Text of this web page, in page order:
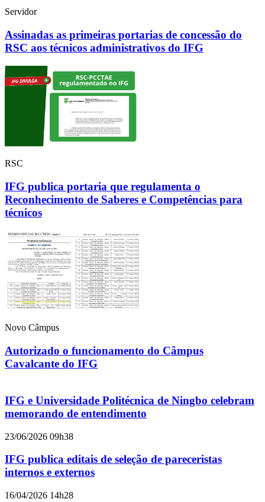
Servidor
Assinadas as primeiras portarias de concessão do
RSC aos técnicos administrativos do IFG
RSC
IFG publica portaria que regulamenta o
Reconhecimento de Saberes e Competências para
técnicos
Novo Câmpus
Autorizado o funcionamento do Câmpus
Cavalcante do IFG
IFG e Universidade Politécnica de Ningbo celebram
memorando de entendimento
23/06/2026 09h38
IFG publica editais de seleção de pareceristas
internos e externos
16/04/2026 14h28